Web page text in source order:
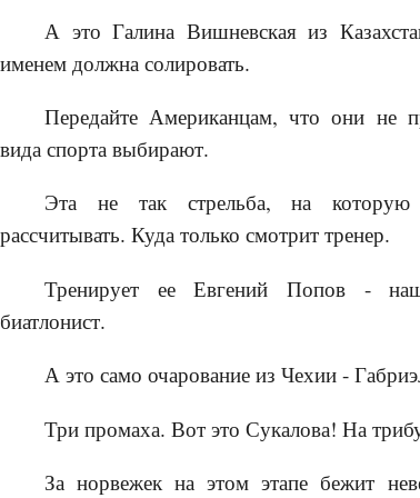
А это Галина Вишневская из
именем должна солировать.
Передайте Американцам, что они не
вида спорта выбирают.
Эта не так стрельба, на
рассчитывать. Куда только смотрит тренер.
Тренирует ее Евгений Попов -
биатлонист.
А это само очарование из Чехии -
Три промаха. Вот это Сукалова! На
За норвежек на этом этапе бежит